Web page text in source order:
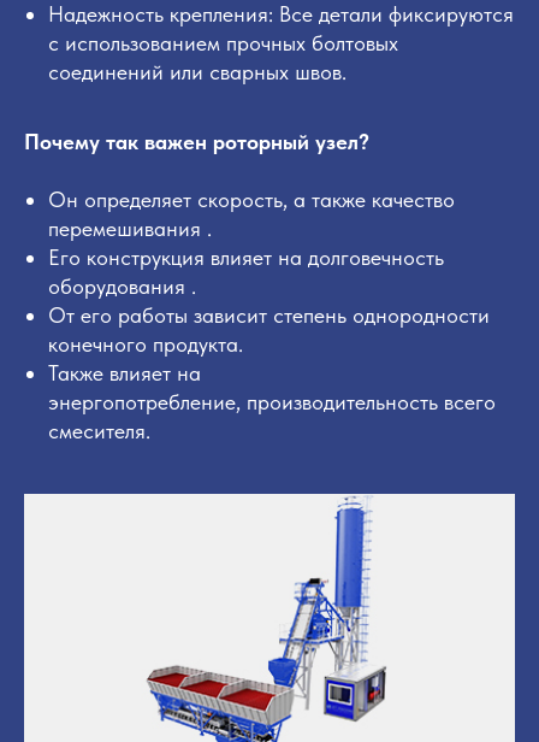
Надежность крепления: Все детали фиксируются
с использованием прочных болтовых
соединений или сварных швов.
Почему так важен роторный узел?
Он определяет скорость, а также качество
перемешивания .
Его конструкция влияет на долговечность
оборудования .
От его работы зависит степень однородности
конечного продукта.
Также влияет на
энергопотребление, производительность всего
смесителя.